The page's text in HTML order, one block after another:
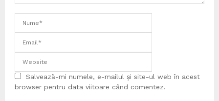
Salvează-mi numele, e-mailul și site-ul web în acest
browser pentru data viitoare când comentez.